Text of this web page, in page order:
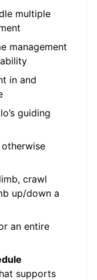
multiple
management
in and
guiding
crawl
up/down a
an entire
supports